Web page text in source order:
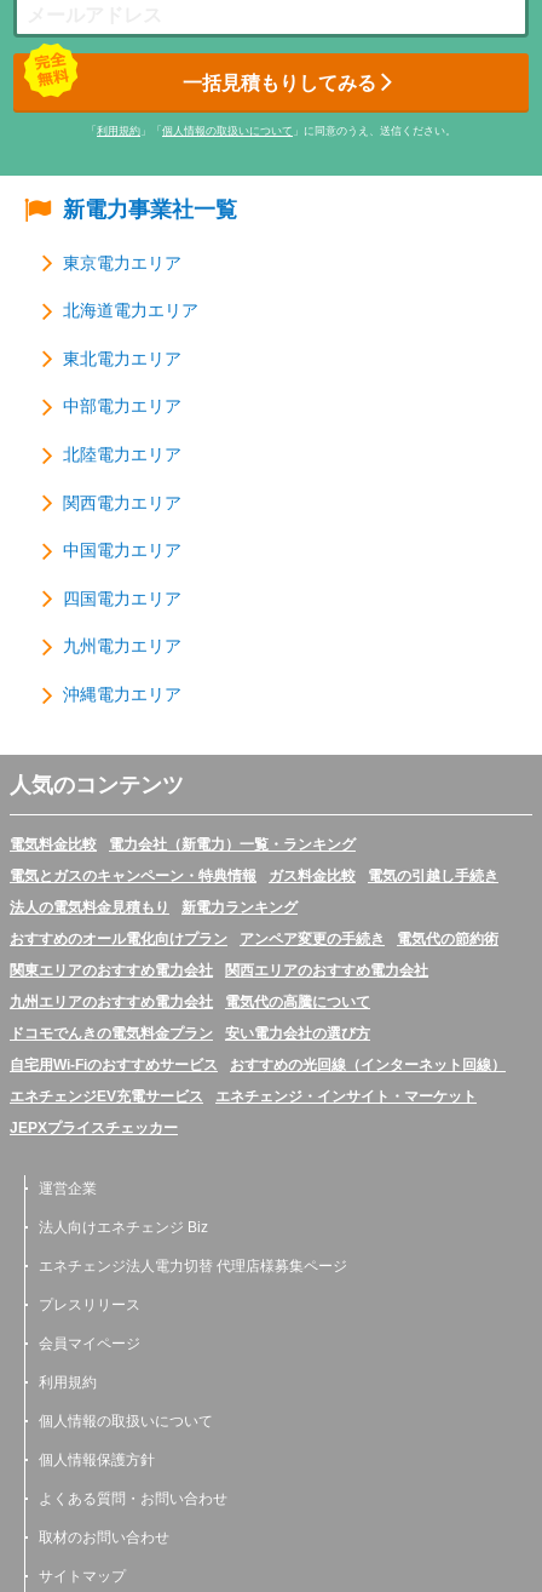
一括見積もりしてみる
「 利用規約 」「 個人情報の取扱いについて 」に同意のうえ、送信ください。
新電力事業社一覧
東京電力エリア
北海道電力エリア
東北電力エリア
中部電力エリア
北陸電力エリア
関西電力エリア
中国電力エリア
四国電力エリア
九州電力エリア
沖縄電力エリア
人気のコンテンツ
電気料金比較
電力会社（新電力）一覧・ランキング
電気とガスのキャンペーン・特典情報
ガス料金比較
電気の引越し手続き
法人の電気料金見積もり
新電力ランキング
おすすめのオール電化向けプラン
アンペア変更の手続き
電気代の節約術
関東エリアのおすすめ電力会社
関西エリアのおすすめ電力会社
九州エリアのおすすめ電力会社
電気代の高騰について
ドコモでんきの電気料金プラン
安い電力会社の選び方
自宅用Wi-Fiのおすすめサービス
おすすめの光回線（インターネット回線）
エネチェンジEV充電サービス
エネチェンジ・インサイト・マーケット
JEPXプライスチェッカー
運営企業
法人向けエネチェンジ Biz
エネチェンジ法人電力切替 代理店様募集ページ
プレスリリース
会員マイページ
利用規約
個人情報の取扱いについて
個人情報保護方針
よくある質問・お問い合わせ
取材のお問い合わせ
サイトマップ